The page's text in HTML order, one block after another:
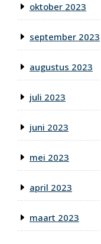
oktober 2023
september 2023
augustus 2023
juli 2023
juni 2023
mei 2023
april 2023
maart 2023